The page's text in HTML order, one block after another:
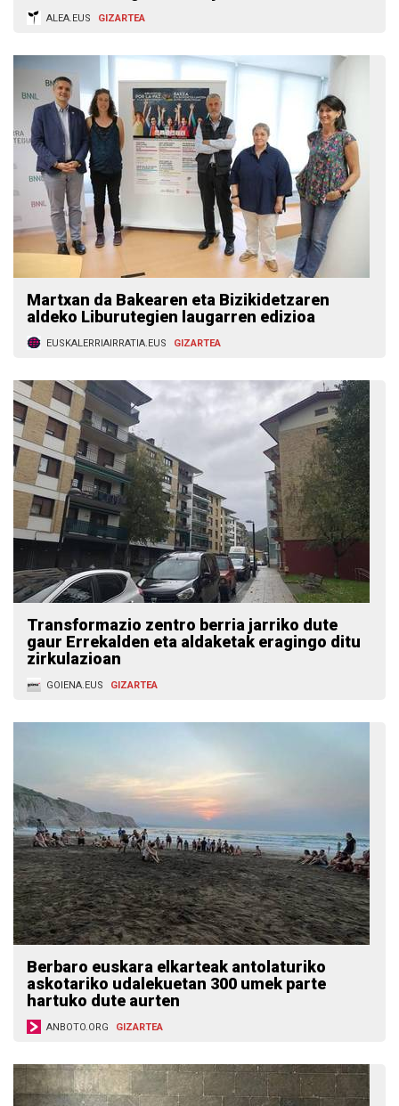
ALEA.EUS GIZARTEA
Martxan da Bakearen eta Bizikidetzaren
aldeko Liburutegien laugarren edizioa
EUSKALERRIAIRRATIA.EUS GIZARTEA
Transformazio zentro berria jarriko dute
gaur Errekalden eta aldaketak eragingo ditu
zirkulazioan
GOIENA.EUS GIZARTEA
Berbaro euskara elkarteak antolaturiko
askotariko udalekuetan 300 umek parte
hartuko dute aurten
ANBOTO.ORG GIZARTEA